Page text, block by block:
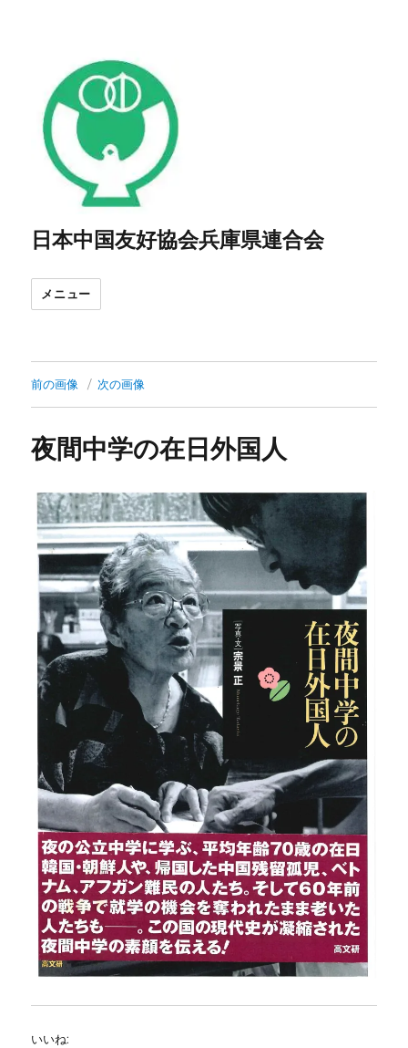
日本中国友好協会兵庫県連合会
メニュー
前の画像 次の画像
夜間中学の在日外国人
いいね: